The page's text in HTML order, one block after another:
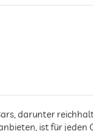
darunter
ist für jeden